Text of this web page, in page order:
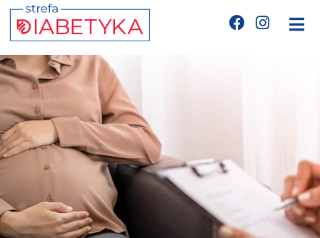
CGM
Glukometry